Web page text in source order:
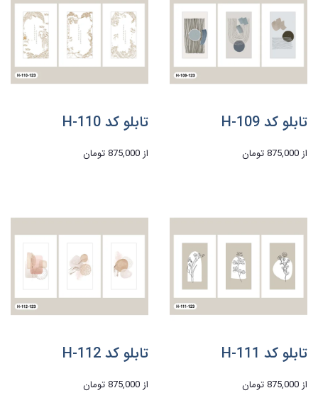
تابلو کد H-109
از 875,000 تومان
تابلو کد H-110
از 875,000 تومان
تابلو کد H-111
از 875,000 تومان
تابلو کد H-112
از 875,000 تومان